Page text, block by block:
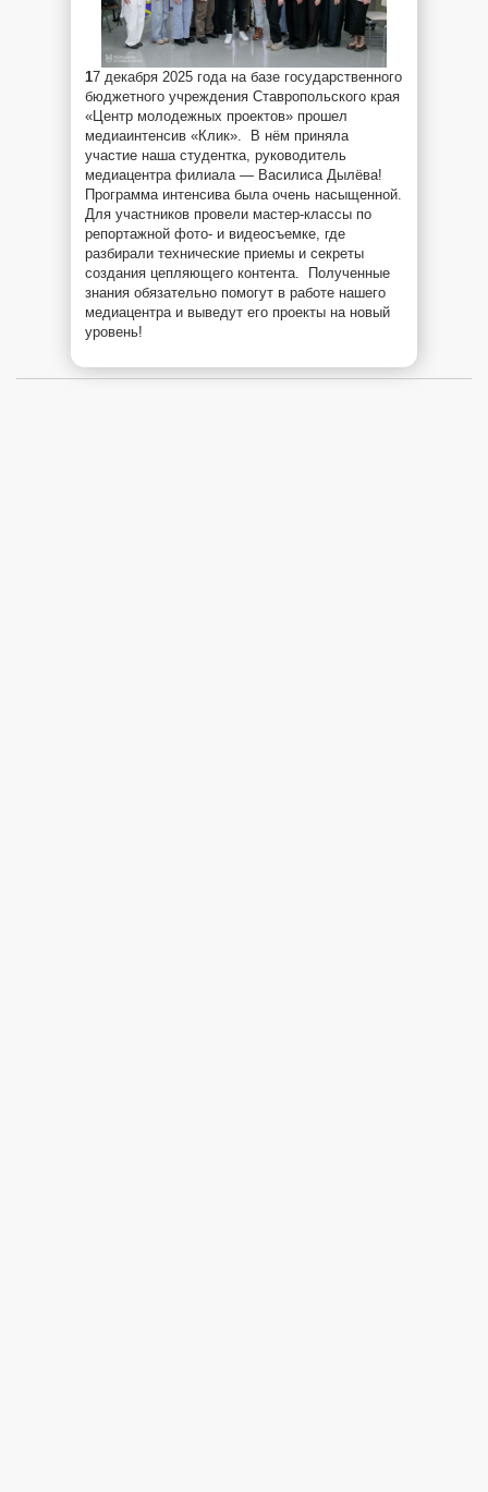
17 декабря 2025 года на базе государственного
бюджетного учреждения Ставропольского края
«Центр молодежных проектов» прошел
медиаинтенсив «Клик». В нём приняла
участие наша студентка, руководитель
медиацентра филиала — Василиса Дылёва!
Программа интенсива была очень насыщенной.
Для участников провели мастер-классы по
репортажной фото- и видеосъемке, где
разбирали технические приемы и секреты
создания цепляющего контента. Полученные
знания обязательно помогут в работе нашего
медиацентра и выведут его проекты на новый
уровень!